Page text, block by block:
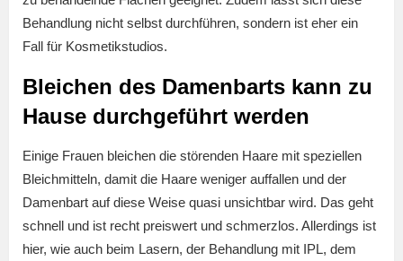
Behandlung nicht selbst durchführen, sondern ist eher ein
Fall für Kosmetikstudios.
Bleichen des Damenbarts kann zu
Hause durchgeführt werden
Einige Frauen bleichen die störenden Haare mit speziellen
Bleichmitteln, damit die Haare weniger auffallen und der
Damenbart auf diese Weise quasi unsichtbar wird. Das geht
schnell und ist recht preiswert und schmerzlos. Allerdings ist
hier, wie auch beim Lasern, der Behandlung mit IPL, dem